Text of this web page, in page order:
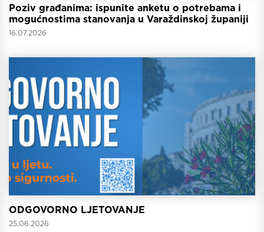
Poziv građanima: ispunite anketu o potrebama i
mogućnostima stanovanja u Varaždinskoj županiji
16.07.2026
ODGOVORNO LJETOVANJE
25.06.2026